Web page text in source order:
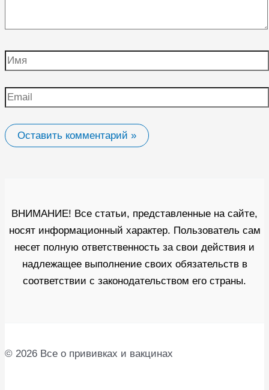
Имя
Email
ВНИМАНИЕ! Все статьи, представленные на сайте,
носят информационный характер. Пользователь сам
несет полную ответственность за свои действия и
надлежащее выполнение своих обязательств в
соответствии с законодательством его страны.
© 2026 Все о прививках и вакцинах